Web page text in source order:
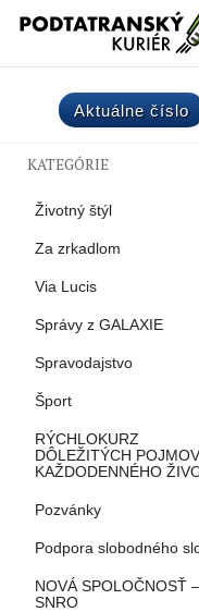
Aktuálne číslo
KATEGÓRIE
Životný štýl
Za zrkadlom
Via Lucis
Správy z GALAXIE
Spravodajstvo
Šport
RÝCHLOKURZ
DÔLEŽITÝCH POJMOV
KAŽDODENNÉHO
Pozvánky
Podpora slobodného
NOVÁ SPOLOČNOSŤ –
SNRO